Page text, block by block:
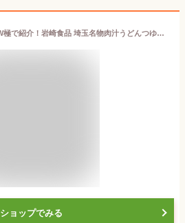
秘密のケンミンSHOW極で紹介！岩崎食品 埼玉名物肉汁うどんつゆ付 生うどん12人前(2人前×6袋)【TVで紹介！生うどん お取り寄せ グルメ ご当地 おうち時間 在宅 ケンミンショー スーパーセール】
ショップでみる